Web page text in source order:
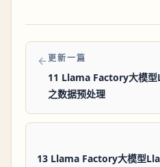
更新一篇
11 Llama Factory大模
之数据预处理
13 Llama Factory大模型